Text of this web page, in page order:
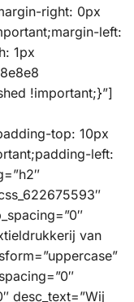
right: 0px
left:
1px
!important;}”]
top: 10px
left:
van
desc_text=”Wij